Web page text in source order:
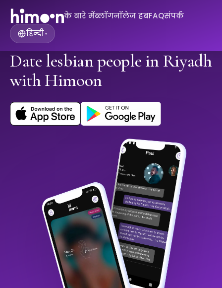
के बारे मेंब्लॉगनॉलेज हबFAQसंपर्क
हिन्दी▾
Date lesbian people in Riyadh
with Himoon